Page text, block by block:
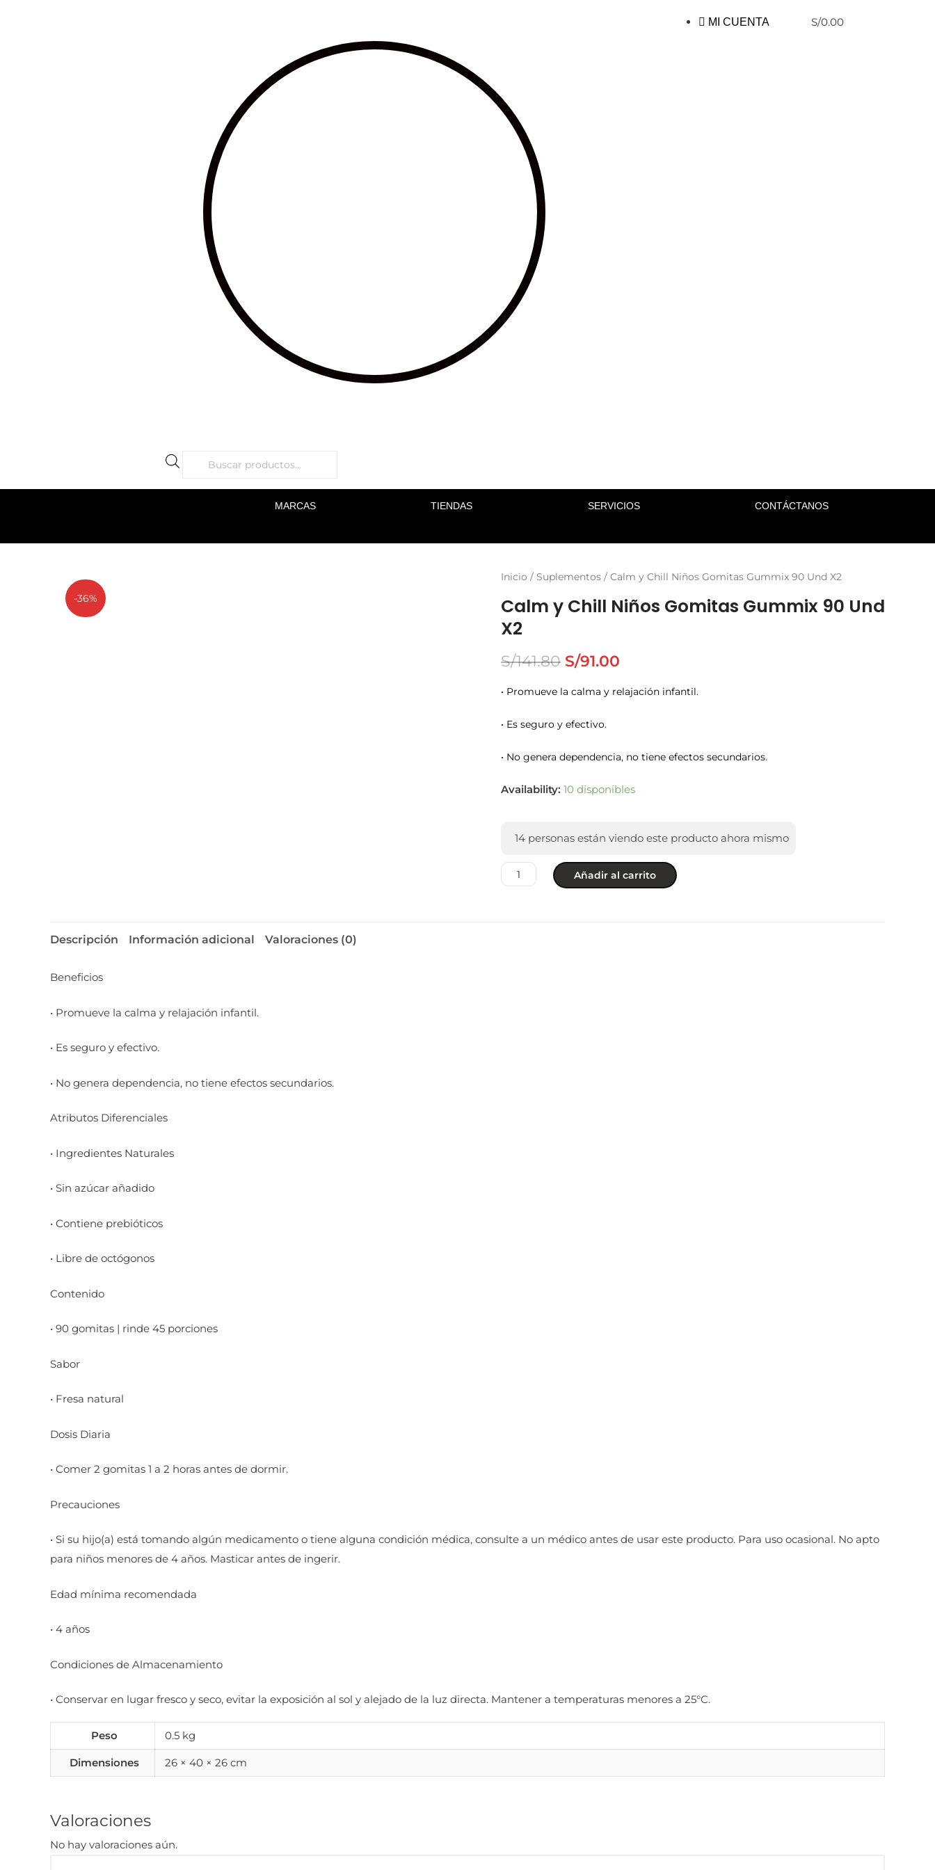
MI CUENTA S/0.00
MARCAS TIENDAS SERVICIOS CONTÁCTANOS
-36%
Inicio / Suplementos / Calm y Chill Niños Gomitas Gummix 90 Und X2
Calm y Chill Niños Gomitas Gummix 90 Und
X2
S/141.80 S/91.00
• Promueve la calma y relajación infantil.
• Es seguro y efectivo.
• No genera dependencia, no tiene efectos secundarios.
Availability: 10 disponibles
14 personas están viendo este producto ahora mismo
Añadir al carrito
Descripción Información adicional Valoraciones (0)
Beneficios
• Promueve la calma y relajación infantil.
• Es seguro y efectivo.
• No genera dependencia, no tiene efectos secundarios.
Atributos Diferenciales
• Ingredientes Naturales
• Sin azúcar añadido
• Contiene prebióticos
• Libre de octógonos
Contenido
• 90 gomitas | rinde 45 porciones
Sabor
• Fresa natural
Dosis Diaria
• Comer 2 gomitas 1 a 2 horas antes de dormir.
Precauciones
• Si su hijo(a) está tomando algún medicamento o tiene alguna condición médica, consulte a un médico antes de usar este producto. Para uso ocasional. No apto
para niños menores de 4 años. Masticar antes de ingerir.
Edad mínima recomendada
• 4 años
Condiciones de Almacenamiento
• Conservar en lugar fresco y seco, evitar la exposición al sol y alejado de la luz directa. Mantener a temperaturas menores a 25°C.
Peso 0.5 kg
Dimensiones 26 × 40 × 26 cm
Valoraciones
No hay valoraciones aún.